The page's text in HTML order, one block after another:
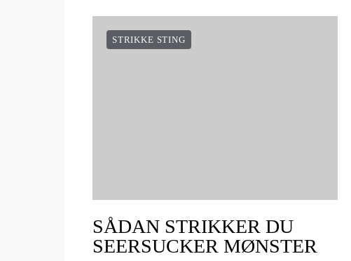
STRIKKE STING
SÅDAN STRIKKER DU
SEERSUCKER MØNSTER